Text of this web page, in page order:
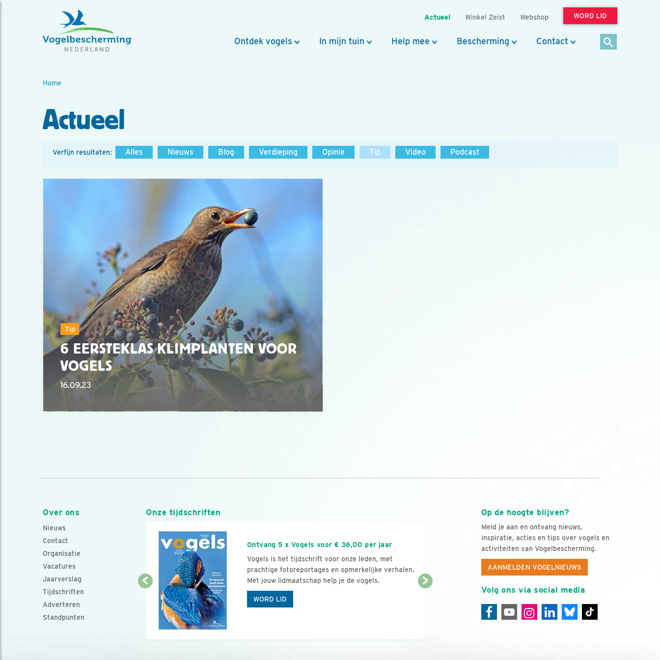
Actueel Winkel Zeist Webshop WORD LID
Ontdek vogels In mijn tuin Help mee Bescherming Contact
Home
Actueel
Verfijn resultaten: Alles Nieuws Blog Verdieping Opinie Tip Video Podcast
Tip
6 EERSTEKLAS KLIMPLANTEN VOOR
VOGELS
16.09.23
Over ons
Nieuws
Contact
Organisatie
Vacatures
Jaarverslag
Tijdschriften
Adverteren
Standpunten
Op de hoogte blijven?
Meld je aan en ontvang nieuws,
inspiratie, acties en tips over vogels en
activiteiten van Vogelbescherming.
AANMELDEN VOGELNIEUWS
Volg ons via social media
Onze tijdschriften
Ontvang 5 x Vogels voor € 36,00 per jaar
Vogels is het tijdschrift voor onze leden, met
prachtige fotoreportages en opmerkelijke verhalen.
Met jouw lidmaatschap help je de vogels.
WORD LID